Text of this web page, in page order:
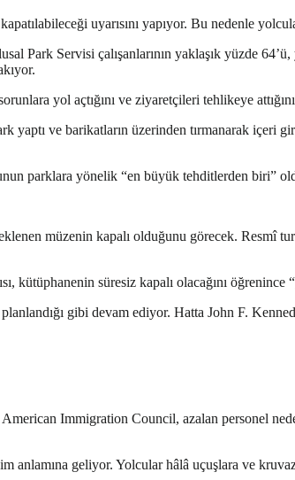
uyarısını yapıyor. Bu nedenle
Park Servisi çalışanlarının yaklaşık yüzde
yol açtığını ve ziyaretçileri tehlikeye
yaptı ve barikatların üzerinden tırmanarak içeri
parklara yönelik “en büyük tehditlerden biri”
müzenin kapalı olduğunu görecek. Resmî
süresiz kapalı olacağını öğrenince
gibi devam ediyor. Hatta John F.
Immigration Council, azalan personel
anlamına geliyor. Yolcular hâlâ uçuşlara ve